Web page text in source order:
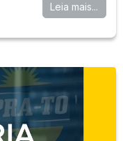
Leia mais...